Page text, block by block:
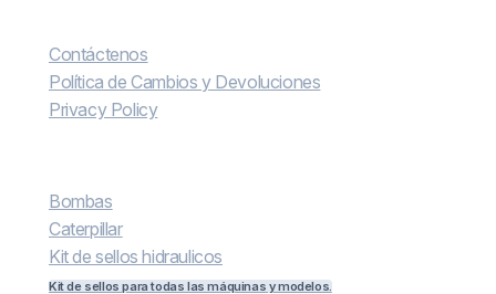
Contáctenos
Política de Cambios y Devoluciones
Privacy Policy
Bombas
Caterpillar
Kit de sellos hidraulicos
Kit de sellos para todas las máquinas y modelos.